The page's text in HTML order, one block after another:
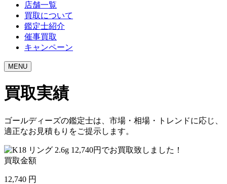
店舗一覧
買取について
鑑定士紹介
催事買取
キャンペーン
MENU
買取実績
ゴールディーズの鑑定士は、市場・相場・トレンドに応じ、
適正なお見積もりをご提示します。
買取金額
12,740 円